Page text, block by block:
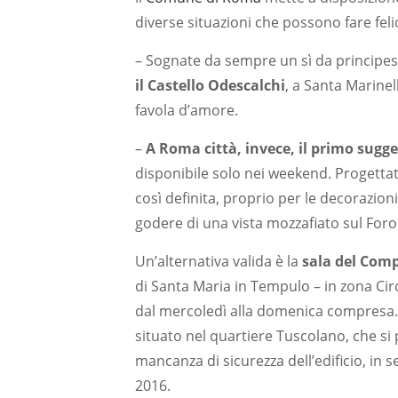
diverse situazioni che possono fare
– Sognate da sempre un sì da
il Castello Odescalchi, a Santa
favola d’amore.
–A Roma città, invece, il primo
disponibile solo nei weekend.
così definita, proprio per le
godere di una vista mozzafiato sul
Un’alternativa valida è la sala del
di Santa Maria in Tempulo – in zona
dal mercoledì alla domenica
situato nel quartiere Tuscolano, che
mancanza di sicurezza dell’edificio,
2016.